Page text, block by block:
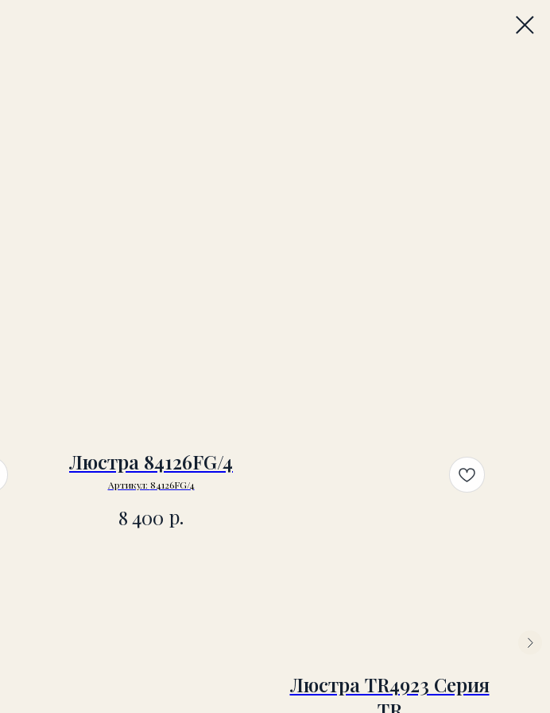
Люстра 84126FG/4
Артикул: 84126FG/4
8 400 р.
Люстра TR4923 Серия